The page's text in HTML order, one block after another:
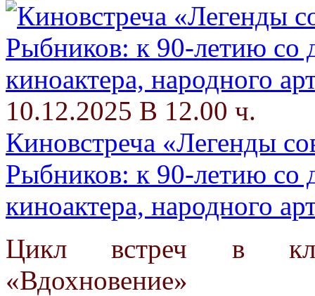
10.12.2025 В 12.00 ч.
Киновстреча «Легенды
Рыбников: к 90-летию со
киноактера, народного
Цикл встреч в
«Вдохновение»